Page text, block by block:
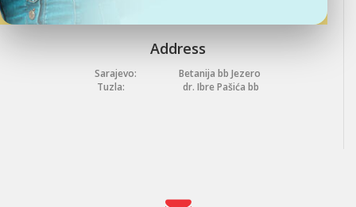
Address
Sarajevo:
Betanija bb Jezero
Tuzla:
dr. Ibre Pašića bb